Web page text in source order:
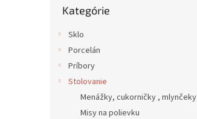
kategórie
Kategórie
Sklo
Porcelán
Príbory
Stolovanie
Menážky, cukorničky , mlynčeky
Misy na polievku